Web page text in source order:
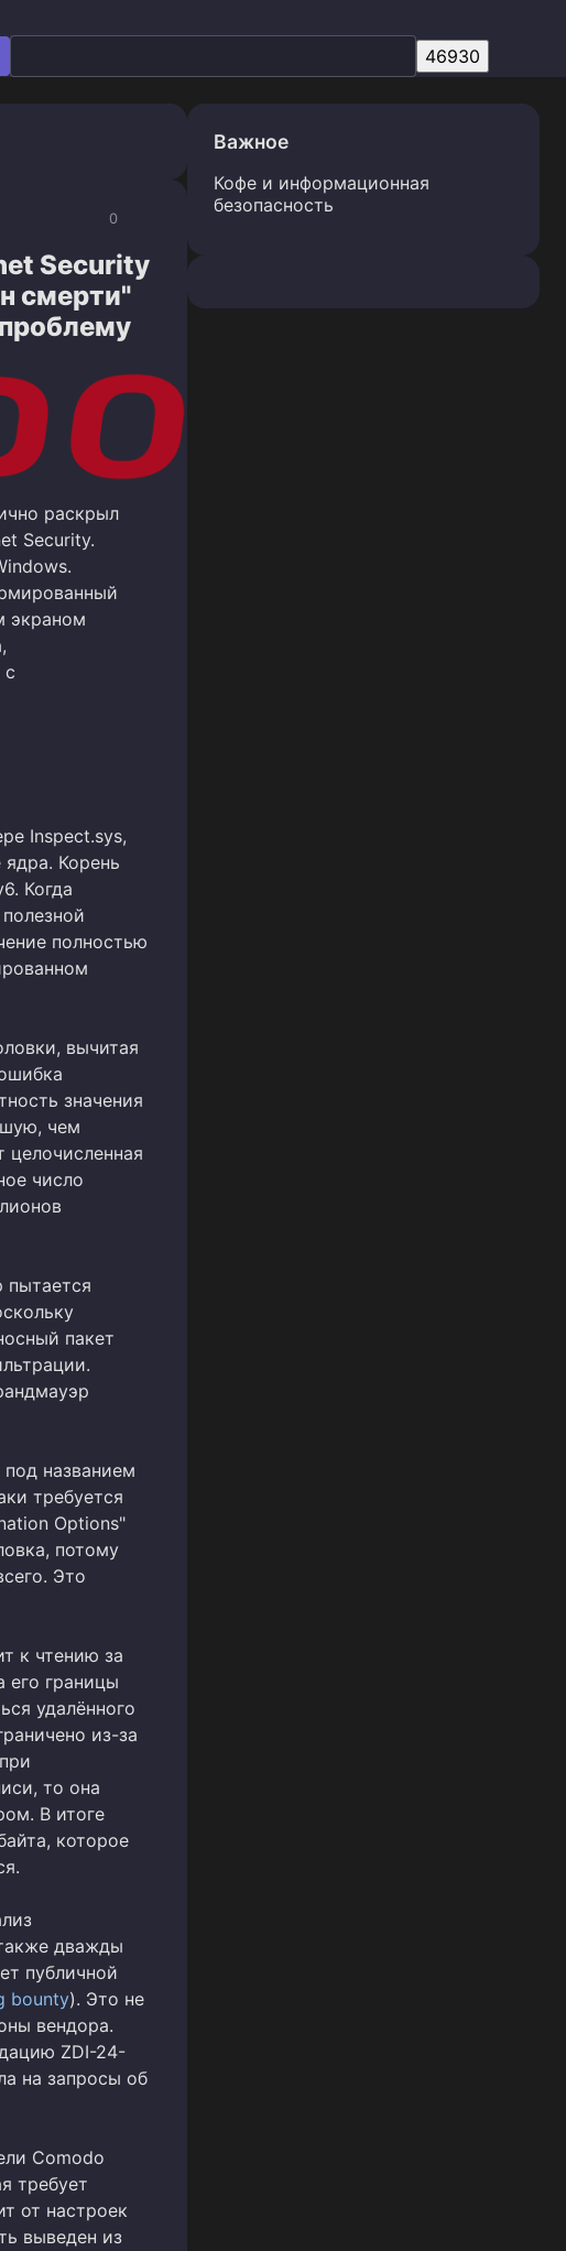
0
Security
смерти"
раскрыл
Security.
экраном
с
Inspect.sys,
Корень
Когда
полностью
вычитая
значения
чем
число
пытается
пакет
названием
требуется
Options"
потому
Это
к чтению за
его границы
удалённого
из-за
то она
В итоге
которое
дважды
публичной
bounty). Это не
вендора.
ZDI-24-
на запросы об
Comodo
требует
от настроек
выведен из
Важное
Кофе и информационная
безопасность